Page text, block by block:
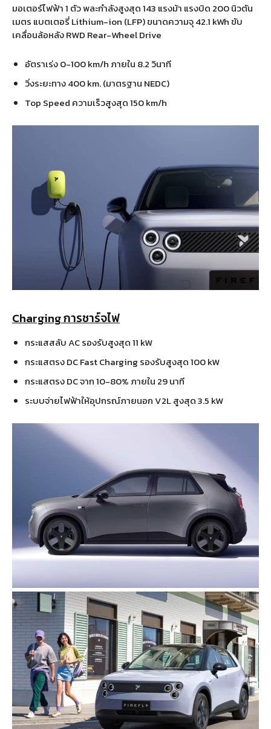
มอเตอร์ไฟฟ้า 1 ตัว พละกำลังสูงสุด 143 แรงม้า แรงบิด 200 นิวตัน
เมตร แบตเตอรี่ Lithium-ion (LFP) ขนาดความจุ 42.1 kWh ขับ
เคลื่อนล้อหลัง RWD Rear-Wheel Drive
อัตราเร่ง 0-100 km/h ภายใน 8.2 วินาที
วิ่งระยะทาง 400 km. (มาตรฐาน NEDC)
Top Speed ความเร็วสูงสุด 150 km/h
Charging การชาร์จไฟ
กระแสสลับ AC รองรับสูงสุด 11 kW
กระแสตรง DC Fast Charging รองรับสูงสุด 100 kW
กระแสตรง DC จาก 10-80% ภายใน 29 นาที
ระบบจ่ายไฟฟ้าให้อุปกรณ์ภายนอก V2L สูงสุด 3.5 kW